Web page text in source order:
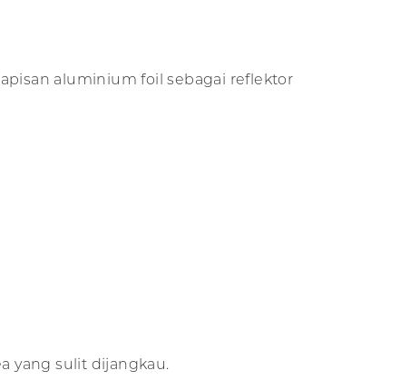
aluminium foil sebagai reflektor
yang sulit dijangkau.